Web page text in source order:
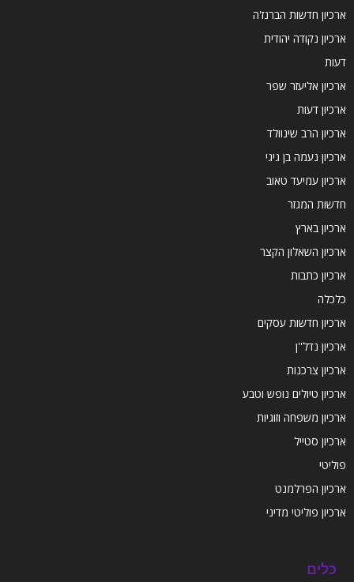
ארכיון חדשות הברנז'ה
ארכיון נקודה יהודית
דעות
ארכיון אליעזר שפר
ארכיון דעות
ארכיון הרב שינוולד
ארכיון נעמה בן גיגי
ארכיון עמיעד טאוב
חדשות המגזר
ארכיון בארץ
ארכיון השאלון הקצר
ארכיון כתבות
כלכלה
ארכיון חדשות עסקים
ארכיון נדל''ן
ארכיון צרכנות
ארכיון טיולים נופש וטבע
ארכיון משפחה וזוגיות
ארכיון סטייל
פוליטי
ארכיון הפרלמנט
ארכיון פוליטי מדיני
כלים